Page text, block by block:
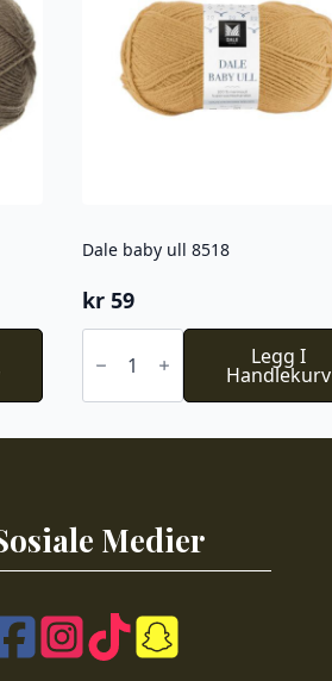
Dale baby ull 8518
kr 59
Dale
ull
8518
Legg I
Handlekurv
Medier